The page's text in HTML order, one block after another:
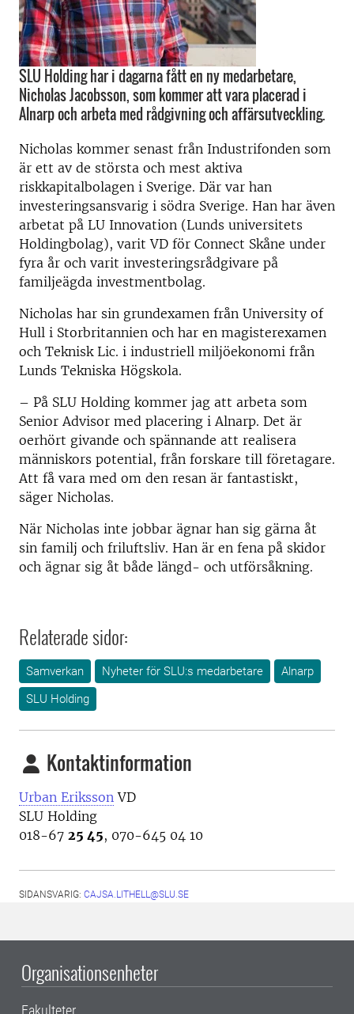
SLU Holding har i dagarna fått en ny medarbetare,
Nicholas Jacobsson, som kommer att vara placerad i
Alnarp och arbeta med rådgivning och affärsutveckling.
Nicholas kommer senast från Industrifonden som
är ett av de största och mest aktiva
riskkapitalbolagen i Sverige. Där var han
investeringsansvarig i södra Sverige. Han har även
arbetat på LU Innovation (Lunds universitets
Holdingbolag), varit VD för Connect Skåne under
fyra år och varit investeringsrådgivare på
familjeägda investmentbolag.
Nicholas har sin grundexamen från University of
Hull i Storbritannien och har en magisterexamen
och Teknisk Lic. i industriell miljöekonomi från
Lunds Tekniska Högskola.
– På SLU Holding kommer jag att arbeta som
Senior Advisor med placering i Alnarp. Det är
oerhört givande och spännande att realisera
människors potential, från forskare till företagare.
Att få vara med om den resan är fantastiskt,
säger Nicholas.
När Nicholas inte jobbar ägnar han sig gärna åt
sin familj och friluftsliv. Han är en fena på skidor
och ägnar sig åt både längd- och utförsåkning.
Relaterade sidor:
Samverkan Nyheter för SLU:s medarbetare
Alnarp
SLU Holding
Kontaktinformation
Urban Eriksson VD
SLU Holding
018-67 25 45, 070-645 04 10
SIDANSVARIG: CAJSA.LITHELL@SLU.SE
Organisationsenheter
Fakulteter